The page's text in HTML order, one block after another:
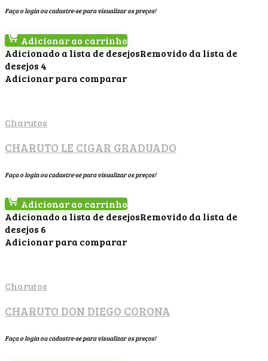
Faça o login ou cadastre-se para visualizar os preços!
Adicionar ao carrinho
Adicionado a lista de desejosRemovido da lista de
desejos 4
Adicionar para comparar
Charutos
CHARUTO LE CIGAR GRADUADO
Faça o login ou cadastre-se para visualizar os preços!
Adicionar ao carrinho
Adicionado a lista de desejosRemovido da lista de
desejos 6
Adicionar para comparar
Charutos
CHARUTO DON DIEGO CORONA
Faça o login ou cadastre-se para visualizar os preços!